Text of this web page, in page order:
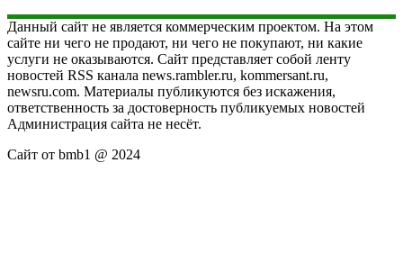
Данный сайт не является коммерческим проектом. На этом
сайте ни чего не продают, ни чего не покупают, ни какие
услуги не оказываются. Сайт представляет собой ленту
новостей RSS канала news.rambler.ru, kommersant.ru,
newsru.com. Материалы публикуются без искажения,
ответственность за достоверность публикуемых новостей
Администрация сайта не несёт.
Сайт от bmb1 @ 2024